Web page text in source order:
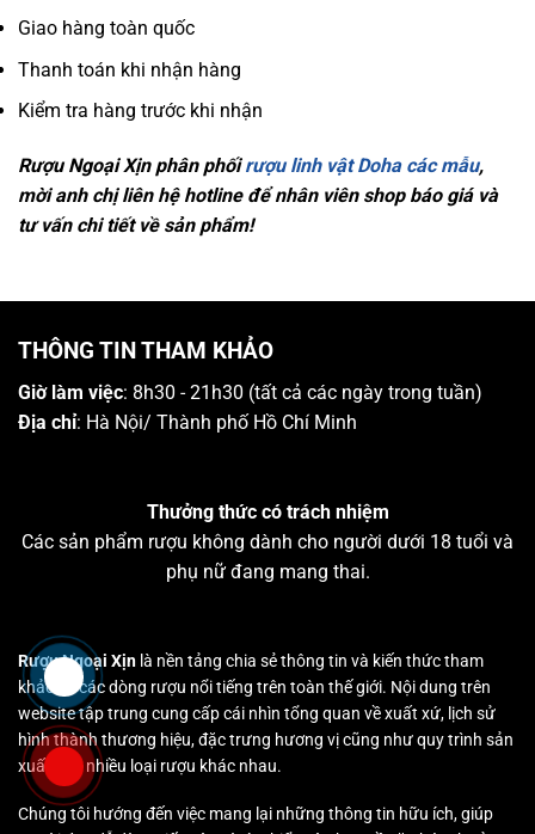
Giao hàng toàn quốc
Thanh toán khi nhận hàng
Kiểm tra hàng trước khi nhận
Rượu Ngoại Xịn phân phốirượu linh vật Doha các mẫu,
mời anh chị liên hệ hotline để nhân viên shop báo giá và
tư vấn chi tiết về sản phẩm!
THÔNG TIN THAM KHẢO
Giờ làm việc: 8h30 - 21h30 (tất cả các ngày trong tuần)
Địa chỉ: Hà Nội/ Thành phố Hồ Chí Minh
Thưởng thức có trách nhiệm
Các sản phẩm rượu không dành cho người dưới 18 tuổi và
phụ nữ đang mang thai.
Rượu Ngoại Xịn là nền tảng chia sẻ thông tin và kiến thức tham
khảo về các dòng rượu nổi tiếng trên toàn thế giới. Nội dung trên
website tập trung cung cấp cái nhìn tổng quan về xuất xứ, lịch sử
hình thành thương hiệu, đặc trưng hương vị cũng như quy trình sản
xuất của nhiều loại rượu khác nhau.
Chúng tôi hướng đến việc mang lại những thông tin hữu ích, giúp